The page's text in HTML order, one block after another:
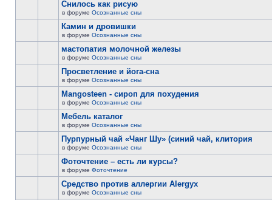
Снилось как рисую
в форуме Осознанные сны
Камин и дровишки
в форуме Осознанные сны
мастопатия молочной железы
в форуме Осознанные сны
Просветление и йога-сна
в форуме Осознанные сны
Mangosteen - сироп для похудения
в форуме Осознанные сны
Мебель каталог
в форуме Осознанные сны
Пурпурный чай «Чанг Шу» (синий чай, клитория
в форуме Осознанные сны
Фоточтение – есть ли курсы?
в форуме Фоточтение
Cредство против аллергии Alergyx
в форуме Осознанные сны